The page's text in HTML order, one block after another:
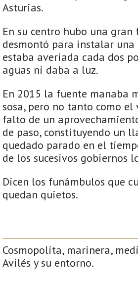
Asturias.
En su centro hubo una
desmontó para instalar una
estaba averiada cada dos
aguas ni daba a luz.
En 2015 la fuente manaba
sosa, pero no tanto como
falto de un
de paso, constituyendo un
quedado parado en el
de los sucesivos gobiernos
Dicen los funámbulos que
quedan quietos.
Cosmopolita, marinera,
Avilés y su entorno.